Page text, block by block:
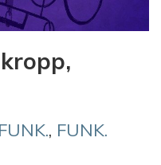
FUNK., FUNK.